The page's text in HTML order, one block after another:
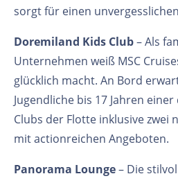
sorgt für einen
Doremiland Kids Club– Als
Unternehmen weiß MSC
glücklich macht. An Bord
Jugendliche bis 17 Jahren
Clubs der Flotte inklusive zwei
mit actionreichen Angeboten.
Panorama Lounge– Die